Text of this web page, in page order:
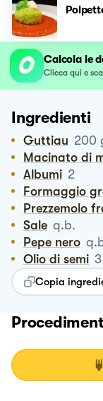
Calcola le
Clicca qui e
Ingredienti
Guttiau 200
Macinato di
Albumi 2
Formaggio
Prezzemolo
Sale q.b.
Pepe nero
Olio di semi 3
Copia